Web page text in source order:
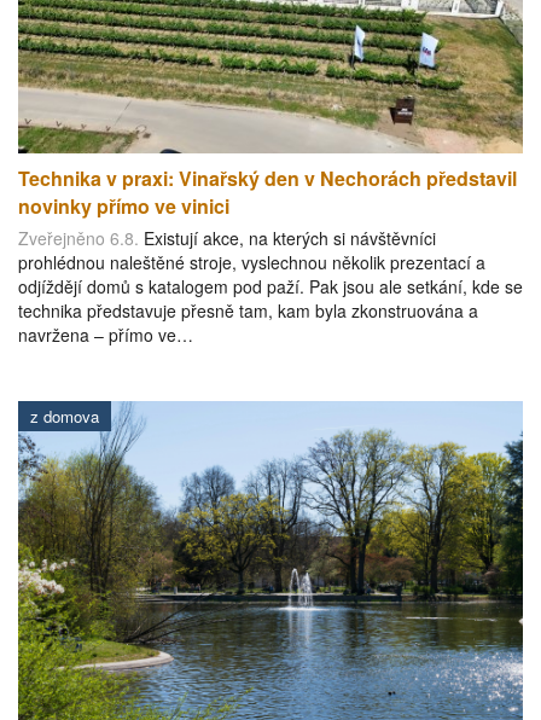
Technika v praxi: Vinařský den v Nechorách představil
novinky přímo ve vinici
Zveřejněno 6.8. Existují akce, na kterých si návštěvníci
prohlédnou naleštěné stroje, vyslechnou několik prezentací a
odjíždějí domů s katalogem pod paží. Pak jsou ale setkání, kde se
technika představuje přesně tam, kam byla zkonstruována a
navržena – přímo ve…
z domova